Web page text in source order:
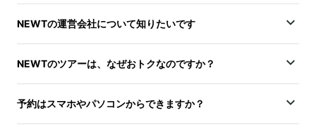
NEWTの運営会社について知りたいです
NEWTのツアーは、なぜおトクなのですか？
予約はスマホやパソコンからできますか？